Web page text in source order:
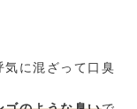
気に混ざって口臭